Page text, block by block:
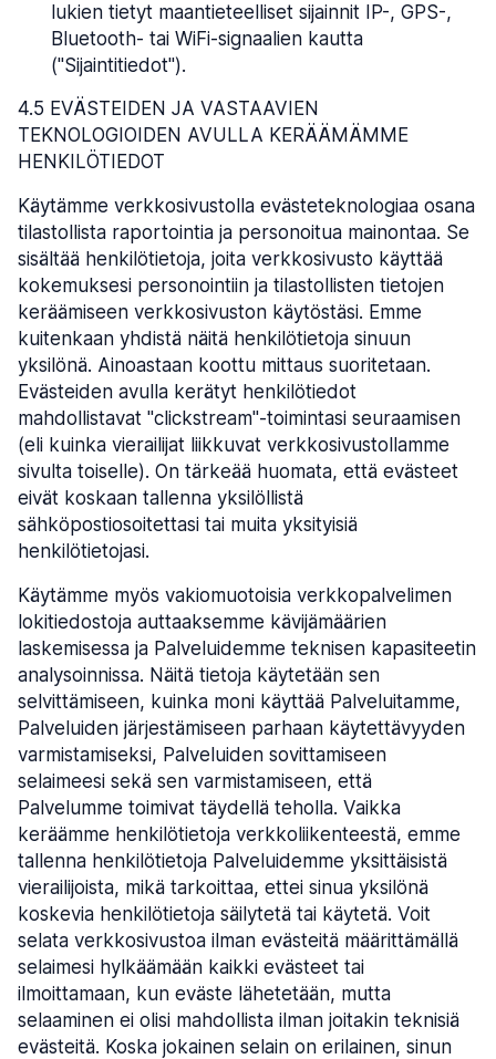
lukien tietyt maantieteelliset sijainnit IP-, GPS-,
Bluetooth- tai WiFi-signaalien kautta
("Sijaintitiedot").
4.5 EVÄSTEIDEN JA VASTAAVIEN
TEKNOLOGIOIDEN AVULLA KERÄÄMÄMME
HENKILÖTIEDOT
Käytämme verkkosivustolla evästeteknologiaa osana
tilastollista raportointia ja personoitua mainontaa. Se
sisältää henkilötietoja, joita verkkosivusto käyttää
kokemuksesi personointiin ja tilastollisten tietojen
keräämiseen verkkosivuston käytöstäsi. Emme
kuitenkaan yhdistä näitä henkilötietoja sinuun
yksilönä. Ainoastaan koottu mittaus suoritetaan.
Evästeiden avulla kerätyt henkilötiedot
mahdollistavat "clickstream"-toimintasi seuraamisen
(eli kuinka vierailijat liikkuvat verkkosivustollamme
sivulta toiselle). On tärkeää huomata, että evästeet
eivät koskaan tallenna yksilöllistä
sähköpostiosoitettasi tai muita yksityisiä
henkilötietojasi.
Käytämme myös vakiomuotoisia verkkopalvelimen
lokitiedostoja auttaaksemme kävijämäärien
laskemisessa ja Palveluidemme teknisen kapasiteetin
analysoinnissa. Näitä tietoja käytetään sen
selvittämiseen, kuinka moni käyttää Palveluitamme,
Palveluiden järjestämiseen parhaan käytettävyyden
varmistamiseksi, Palveluiden sovittamiseen
selaimeesi sekä sen varmistamiseen, että
Palvelumme toimivat täydellä teholla. Vaikka
keräämme henkilötietoja verkkoliikenteestä, emme
tallenna henkilötietoja Palveluidemme yksittäisistä
vierailijoista, mikä tarkoittaa, ettei sinua yksilönä
koskevia henkilötietoja säilytetä tai käytetä. Voit
selata verkkosivustoa ilman evästeitä määrittämällä
selaimesi hylkäämään kaikki evästeet tai
ilmoittamaan, kun eväste lähetetään, mutta
selaaminen ei olisi mahdollista ilman joitakin teknisiä
evästeitä. Koska jokainen selain on erilainen, sinun